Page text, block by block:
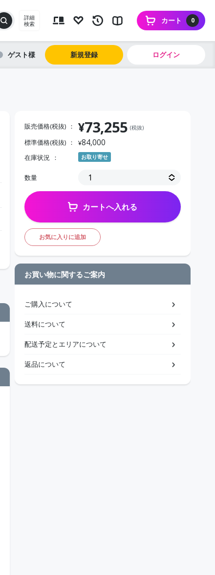
詳細
検索
0
カート
ゲスト 新規登録 ログイン
販売価格(税抜) ¥73,255 (税抜)
標準価格(税抜) ¥84,000
在庫状況 お取り寄せ
数量
カートへ入れる
お気に入りに追加
お買い物に関するご案内
ご購入について
送料について
配送予定とエリアについて
返品について